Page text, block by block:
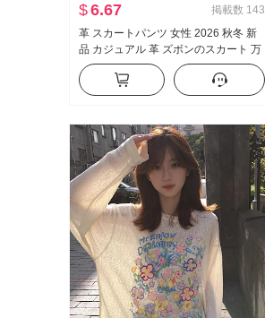
$6.67 掲載数 143
革 スカートパンツ 女性 2026 秋冬 新
品 カジュアル 革 ズボンのスカート 万
能 スカート PUレザー ミニスカート
ハイウエスト A字 スカートパンツ